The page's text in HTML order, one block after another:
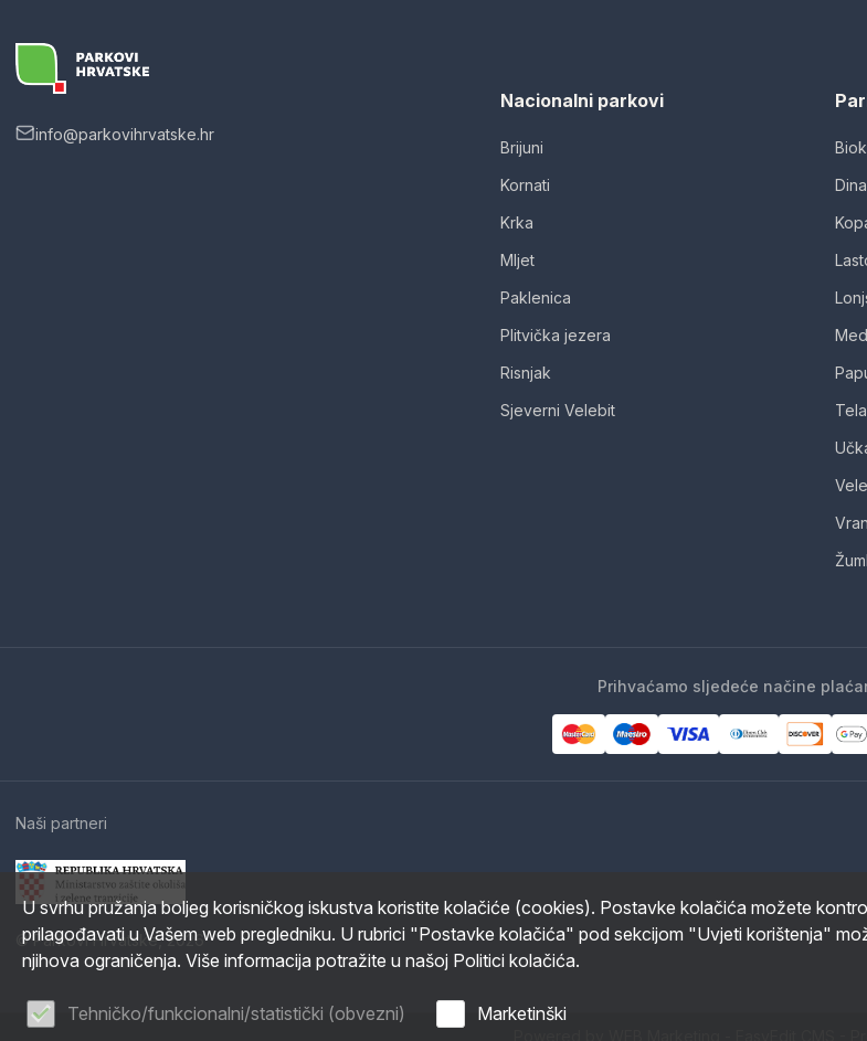
info@parkovihrvatske.hr
Nacionalni parkovi
Brijuni
Kornati
Krka
Mljet
Paklenica
Plitvička jezera
Risnjak
Sjeverni Velebit
Prihvaćamo sljedeće načine
Naši partneri
© Parkovi Hrvatske, 2026
U svrhu pružanja boljeg korisničkog iskustva koristite kolačiće (cookies). Postavke kolačića možete
prilagođavati u Vašem web pregledniku. U rubrici "Postavke kolačića" pod sekcijom "Uvjeti korištenja"
njihova ograničenja. Više informacija potražite u našoj Politici kolačića.
Tehničko/funkcionalni/statistički (obvezni) Marketinški